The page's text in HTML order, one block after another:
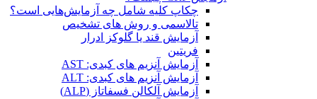
چکاپ کلیه شامل چه آزمایش‌هایی است؟
تالاسمی و روش های تشخیص
آزمایش قند یا گلوکز ادرار
فریتین
آزمایش آنزیم های کبدی: AST
آزمایش آنزیم های کبدی: ALT
آزمایش آلکالن فسفاتاز (ALP)